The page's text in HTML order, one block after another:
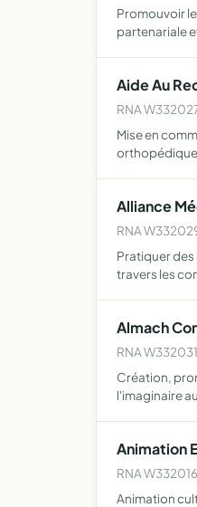
Promouvoir
partenariale
Aide Au
RNA
Mise en
Alliance
RNA
Pratiquer des
travers les
Almach
RNA
Création,
l'imaginaire
Animation
RNA
Animation